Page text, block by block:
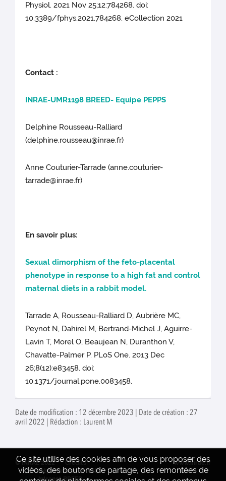
Physiol. 2021 Nov 25;12:784268. doi:
10.3389/fphys.2021.784268. eCollection 2021
Contact :
INRAE-UMR1198 BREED- Equipe PEPPS
Delphine Rousseau-Ralliard
(delphine.rousseau@inrae.fr)
Anne Couturier-Tarrade (anne.couturier-
tarrade@inrae.fr)
En savoir plus:
Sexual dimorphism of the feto-placental
phenotype in response to a high fat and control
maternal diets in a rabbit model.
Tarrade A, Rousseau-Ralliard D, Aubrière MC,
Peynot N, Dahirel M, Bertrand-Michel J, Aguirre-
Lavin T, Morel O, Beaujean N, Duranthon V,
Chavatte-Palmer P. PLoS One. 2013 Dec
26;8(12):e83458. doi:
10.1371/journal.pone.0083458.
Date de modification : 12 décembre 2023 | Date de création : 27
avril 2022 | Rédaction : Laurent M
Ce site utilise des cookies afin de vous proposer des
vidéos, des boutons de partage, des remontées de
© INRAE 2022
Crédits
Département PHASE
Intranet BREED
www.inrae.fr